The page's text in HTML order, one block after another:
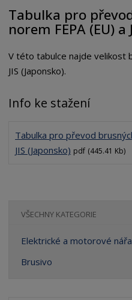
r
a
a
Tabulka pro
norem FEPA (EU) a
V této tabulce najde velikost
JIS (Japonsko).
Info ke stažení
Tabulka pro převod
JIS (Japonsko) pdf (445.41 Kb)
VŠECHNY KATEGORIE
Elektrické a motorové
Brusivo